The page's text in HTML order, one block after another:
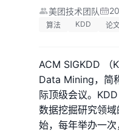
美团技术团队
算法 KDD 论
ACM SIGKDD
Data Mining，简
际顶级会议。
数据挖掘研究领
始，每年举办一